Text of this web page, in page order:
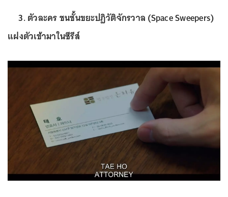
3. ตัวละคร ชนชั้นขยะปฏิวัติจักรวาล (Space Sweepers)
แฝงตัวเข้ามาในซีรีส์